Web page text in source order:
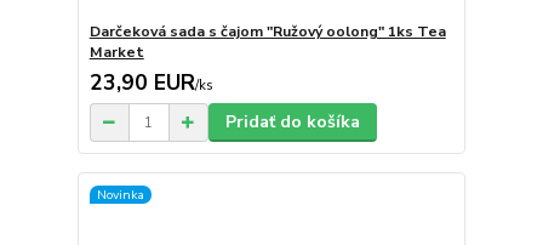
Darčeková sada s čajom "Ružový oolong" 1ks Tea
Market
23,90 EUR/ks
Pridať do košíka
Novinka